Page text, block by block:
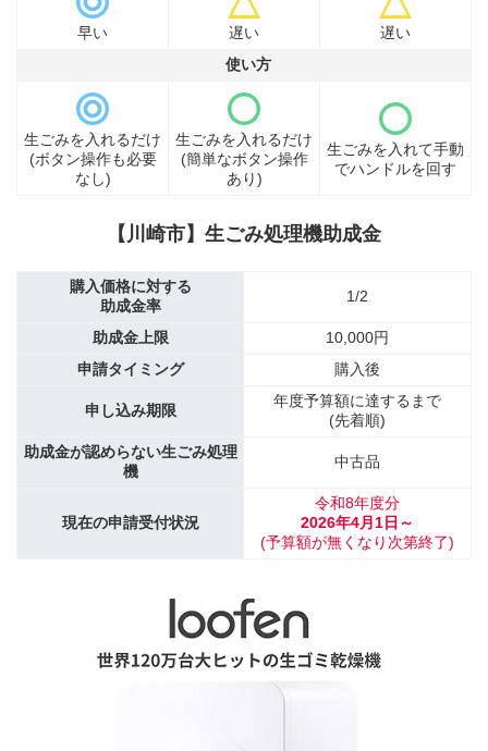
早い 遅い
遅い
使い方
生ごみを入れるだけ
(ボタン操作も必要
なし)
生ごみを入れるだけ
(簡単なボタン操作
あり)
生ごみを入れて手動
でハンドルを回す
【川崎市】生ごみ処理機助成金
購入価格に対する
助成金率
1/2
助成金上限
10,000円
申請タイミング
購入後
申し込み期限
年度予算額に達するまで
(先着順)
助成金が認めらない生ごみ処理
機
中古品
現在の申請受付状況
令和8年度分
2026年4月1日～
(予算額が無くなり次第終了)